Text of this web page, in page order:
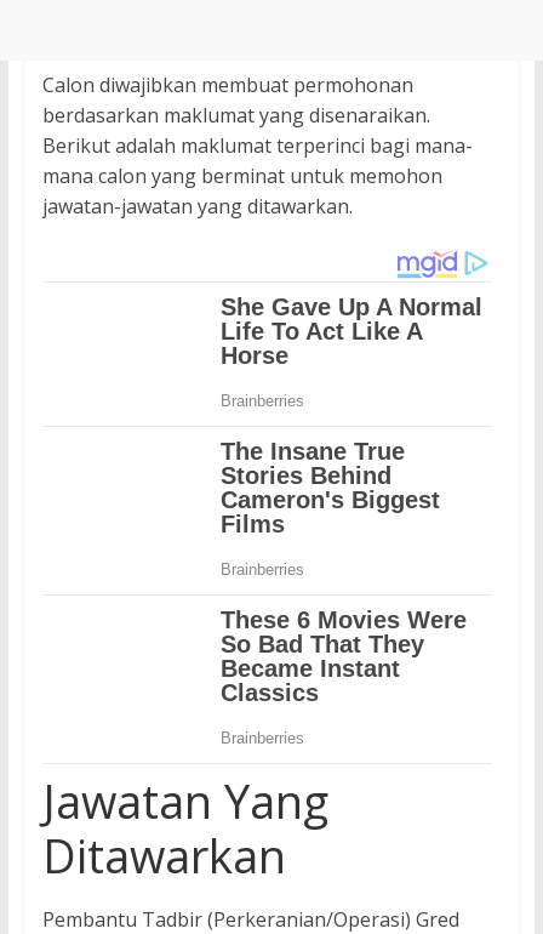
Calon diwajibkan membuat permohonan
berdasarkan maklumat yang disenaraikan.
Berikut adalah maklumat terperinci bagi mana-
mana calon yang berminat untuk memohon
jawatan-jawatan yang ditawarkan.
Jawatan Yang
Ditawarkan
Pembantu Tadbir (Perkeranian/Operasi) Gred